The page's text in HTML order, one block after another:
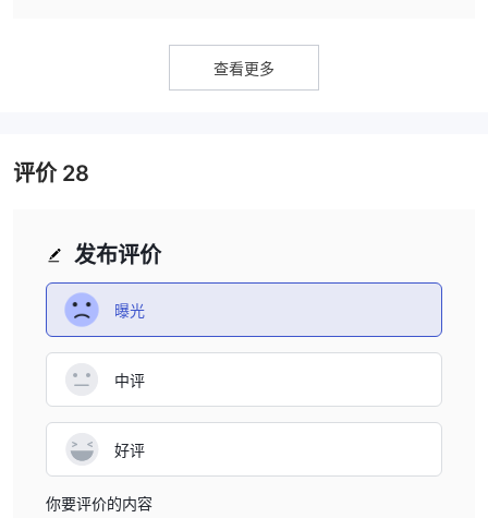
查看更多
发布评价
曝光
中评
好评
你要评价的内容
评价28